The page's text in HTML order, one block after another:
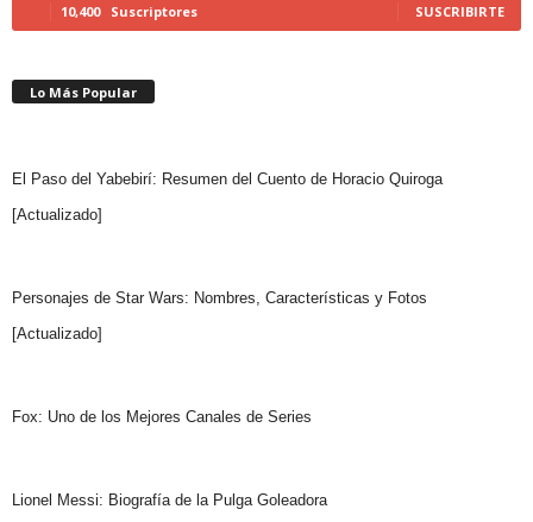
10,400 Suscriptores SUSCRIBIRTE
Lo Más Popular
El Paso del Yabebirí: Resumen del Cuento de Horacio Quiroga
[Actualizado]
Personajes de Star Wars: Nombres, Características y Fotos
[Actualizado]
Fox: Uno de los Mejores Canales de Series
Lionel Messi: Biografía de la Pulga Goleadora